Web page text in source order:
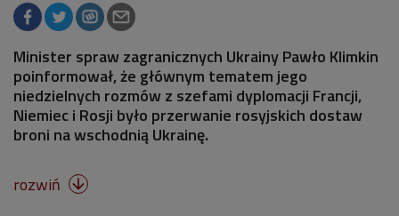
Minister spraw zagranicznych Ukrainy Pawło Klimkin
poinformował, że głównym tematem jego
niedzielnych rozmów z szefami dyplomacji Francji,
Niemiec i Rosji było przerwanie rosyjskich dostaw
broni na wschodnią Ukrainę.
rozwiń 